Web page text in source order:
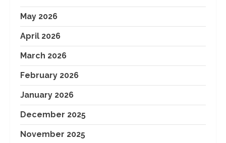
May 2026
April 2026
March 2026
February 2026
January 2026
December 2025
November 2025